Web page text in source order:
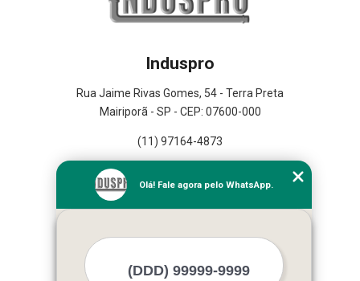
Induspro
Rua Jaime Rivas Gomes, 54 - Terra Preta
Mairiporã - SP - CEP: 07600-000
(11) 97164-4873
Empresa
Missão
Mapa do site
Olá! Fale agora pelo WhatsApp.